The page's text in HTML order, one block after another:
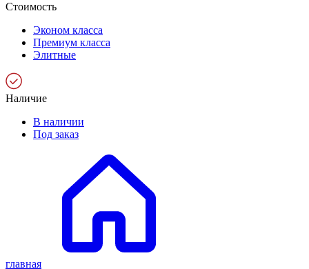
Стоимость
Эконом класса
Премиум класса
Элитные
Наличие
В наличии
Под заказ
главная